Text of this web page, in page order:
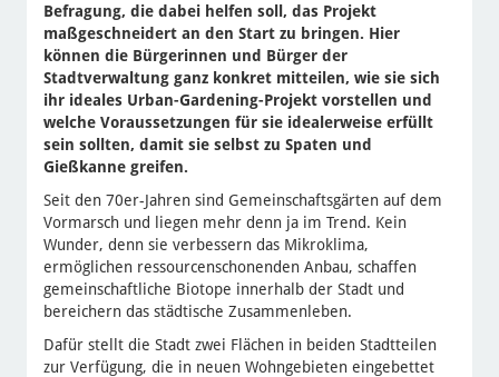
Befragung, die dabei helfen soll, das Projekt
maßgeschneidert an den Start zu bringen. Hier
können die Bürgerinnen und Bürger der
Stadtverwaltung ganz konkret mitteilen, wie sie sich
ihr ideales Urban-Gardening-Projekt vorstellen und
welche Voraussetzungen für sie idealerweise erfüllt
sein sollten, damit sie selbst zu Spaten und
Gießkanne greifen.
Seit den 70er-Jahren sind Gemeinschaftsgärten auf dem
Vormarsch und liegen mehr denn ja im Trend. Kein
Wunder, denn sie verbessern das Mikroklima,
ermöglichen ressourcenschonenden Anbau, schaffen
gemeinschaftliche Biotope innerhalb der Stadt und
bereichern das städtische Zusammenleben.
Dafür stellt die Stadt zwei Flächen in beiden Stadtteilen
zur Verfügung, die in neuen Wohngebieten eingebettet